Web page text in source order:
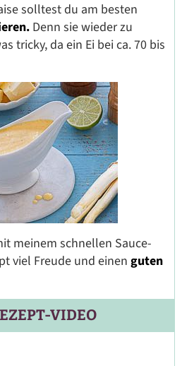
solltest du am besten
Denn sie wieder zu
tricky, da ein Ei bei ca. 70 bis
meinem schnellen Sauce-
viel Freude und einen guten
VIDEO